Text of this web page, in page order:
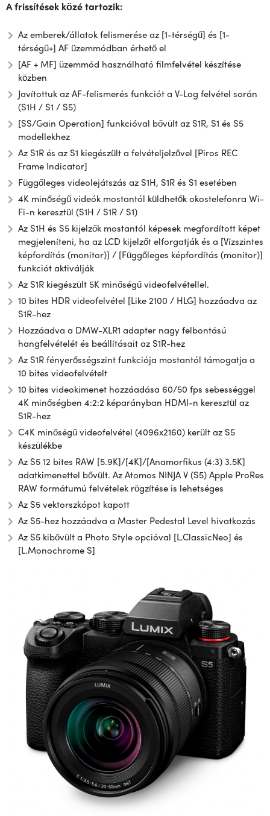
A frissítések közé tartozik:
Az emberek/állatok felismerése az [1-térségű] és [1-
térségű+] AF üzemmódban érhető el
[AF + MF] üzemmód használható filmfelvétel készítése
közben
Javítottuk az AF-felismerés funkciót a V-Log felvétel során
(S1H / S1 / S5)
[SS/Gain Operation] funkcióval bővült az S1R, S1 és S5
modellekhez
Az S1R és az S1 kiegészült a felvételjelzővel [Piros REC
Frame Indicator]
Függőleges videolejátszás az S1H, S1R és S1 esetében
4K minőségű videók mostantól küldhetők okostelefonra Wi-
Fi-n keresztül (S1H / S1R / S1)
Az S1H és S5 kijelzők mostantól képesek megfordított képet
megjeleníteni, ha az LCD kijelzőt elforgatják és a [Vízszintes
képfordítás (monitor)] / [Függőleges képfordítás (monitor)]
funkciót aktiválják
Az S1R kiegészült 5K minőségű videofelvétellel.
10 bites HDR videofelvétel [Like 2100 / HLG] hozzáadva az
S1R-hez
Hozzáadva a DMW-XLR1 adapter nagy felbontású
hangfelvételét és beállításait az S1R-hez
Az S1R fényerősségszint funkciója mostantól támogatja a
10 bites videofelvételt
10 bites videokimenet hozzáadása 60/50 fps sebességgel
4K minőségben 4:2:2 képarányban HDMI-n keresztül az
S1R-hez
C4K minőségű videofelvétel (4096x2160) került az S5
készülékbe
Az S5 12 bites RAW [5.9K]/[4K]/[Anamorfikus (4:3) 3.5K]
adatkimenettel bővült. Az Atomos NINJA V (S5) Apple ProRes
RAW formátumú felvételek rögzítése is lehetséges
Az S5 vektorszkópot kapott
Az S5-hez hozzáadva a Master Pedestal Level hivatkozás
Az S5 kibővült a Photo Style opcióval [L.ClassicNeo] és
[L.Monochrome S]